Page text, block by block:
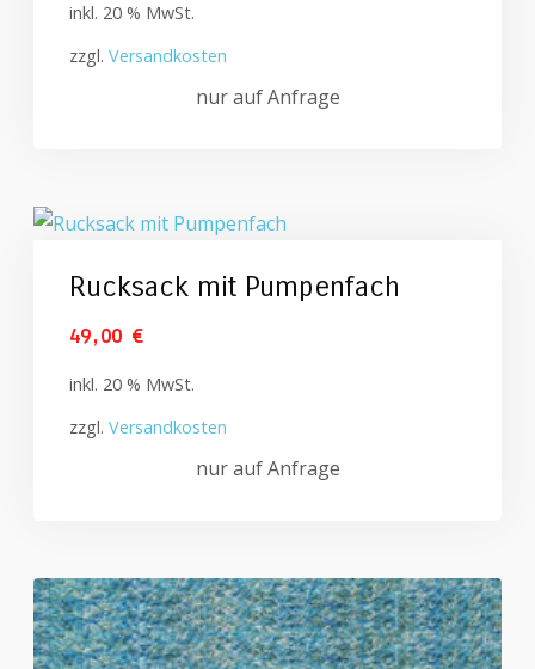
inkl. 20 % MwSt.
zzgl. Versandkosten
nur auf Anfrage
Rucksack mit Pumpenfach
49,00 €
inkl. 20 % MwSt.
zzgl. Versandkosten
nur auf Anfrage